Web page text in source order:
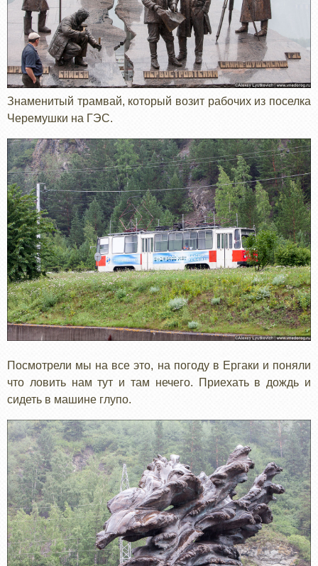
Знаменитый трамвай, который возит рабочих из поселка
Черемушки на ГЭС.
Посмотрели мы на все это, на погоду в Ергаки и поняли
что ловить нам тут и там нечего. Приехать в дождь и
сидеть в машине глупо.